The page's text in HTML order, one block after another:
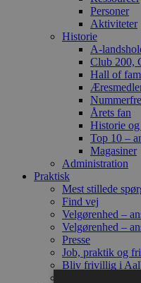
Personer
Aktiviteter
Historie
A-
Club 200,
Hall of
Årets fan
Historie og
Top 10 –
Magasiner
Administration
Praktisk
Mest stillede
Find vej
Velgørenhed –
Velgørenhed –
Presse
Job, praktik og
Bliv frivillig i